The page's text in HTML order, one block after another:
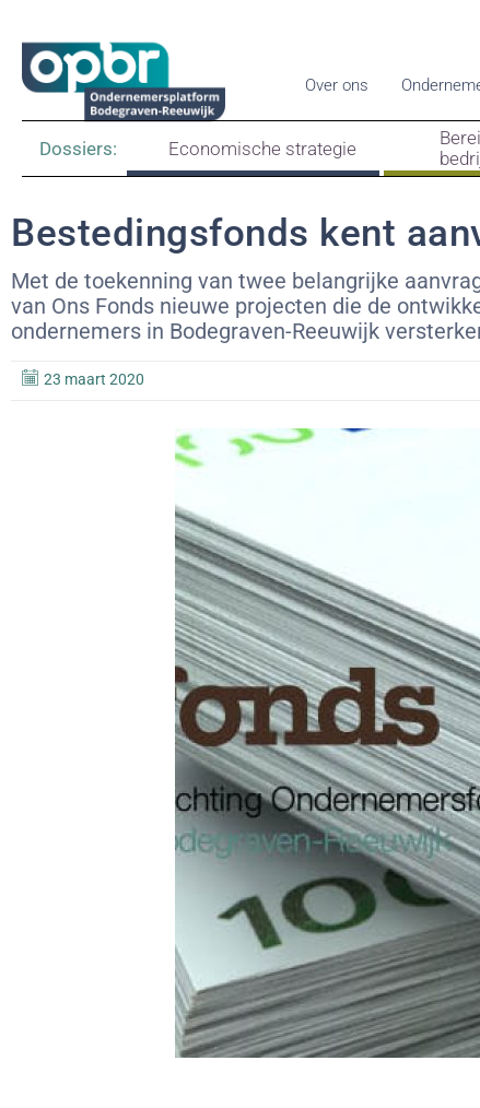
Over ons
Dossiers: Economische strategie
Bestedingsfonds kent
Met de toekenning van twee belangrijke
van Ons Fonds nieuwe projecten die de
ondernemers in Bodegraven-Reeuwijk
23 maart 2020